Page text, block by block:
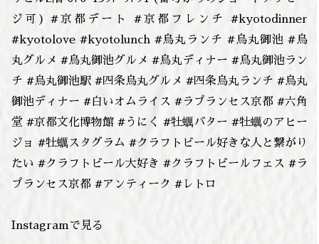
ジ可) #京都デート #京都フレンチ #kyotodinner
#kyotolove #kyotolunch #烏丸ランチ #烏丸御池 #烏
丸グルメ #烏丸御池グルメ #烏丸ディナー #烏丸御池ラン
チ #烏丸御池駅 #四条烏丸グルメ #四条烏丸ランチ #烏丸
御池ディナー #白いオムライス #ラプランセス京都 #六角
堂 #京都文化博物館 #うにく #牡蠣バター #牡蠣のアヒー
ジョ #牡蠣スタグラム #クラフトビール好きな人と繋がり
たい #クラフトビール大好き #クラフトビールフェス #ラ
プランセス京都 #アンティーク #レトロ
Instagramで見る